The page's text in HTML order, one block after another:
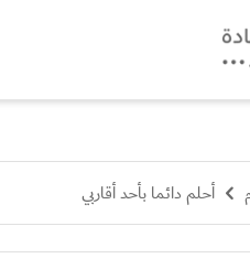
أحلم دائما بأحد أقاربي